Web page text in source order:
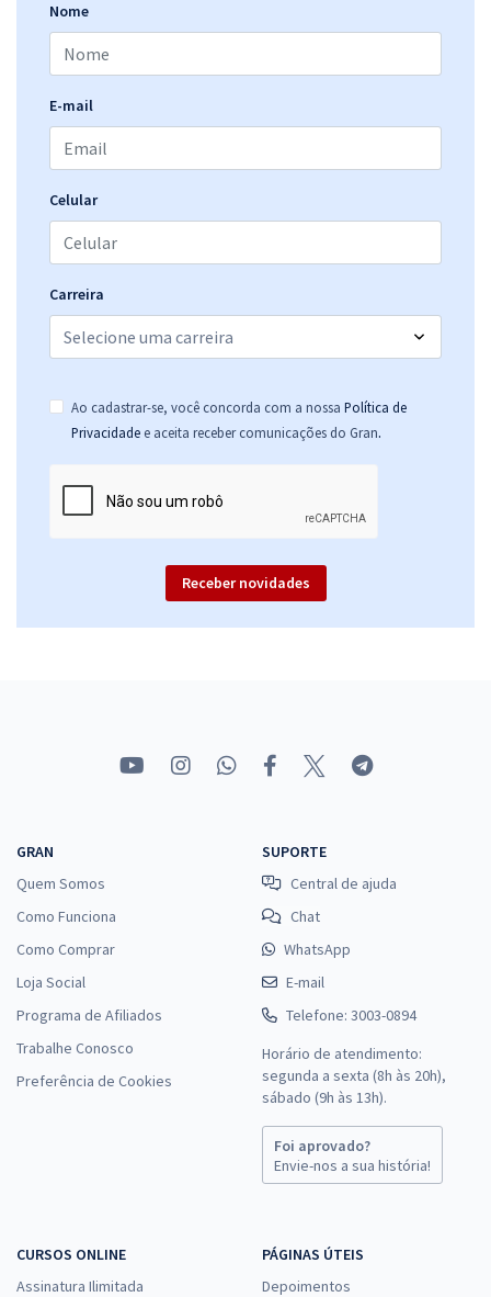
R$ 354,24à vista
Economize R$ 88,56 (-20%)
Comprar
SME - Prefeitura de Petrolina - PE - Professor Anos Finais do Ensino
Comprar
SME - Prefeitura de Petrolina - PE - Assistente Social
ou 12x de R$33,33
Economize R$ 99,98 (-20%)
Nome
E-mail
Celular
Carreira
Ao cadastrar-se, você concorda com a nossa Política de
Privacidade e aceita receber comunicações do Gran.
Receber novidades
GRAN
Quem Somos
Como Funciona
Como Comprar
Loja Social
Programa de Afiliados
Trabalhe Conosco
Preferência de Cookies
SUPORTE
Central de ajuda
Chat
WhatsApp
E-mail
Telefone: 3003-0894
Horário de atendimento:
segunda a sexta (8h às 20h),
sábado (9h às 13h).
Foi aprovado?
Envie-nos a sua história!
CURSOS ONLINE
Assinatura Ilimitada
PÁGINAS ÚTEIS
Depoimentos